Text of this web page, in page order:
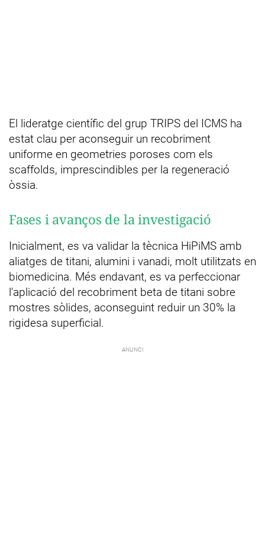
El lideratge científic del grup TRIPS del ICMS ha
estat clau per aconseguir un recobriment
uniforme en geometries poroses com els
scaffolds, imprescindibles per la regeneració
òssia.
Fases i avanços de la investigació
Inicialment, es va validar la tècnica HiPiMS amb
aliatges de titani, alumini i vanadi, molt utilitzats en
biomedicina. Més endavant, es va perfeccionar
l'aplicació del recobriment beta de titani sobre
mostres sòlides, aconseguint reduir un 30% la
rigidesa superficial.